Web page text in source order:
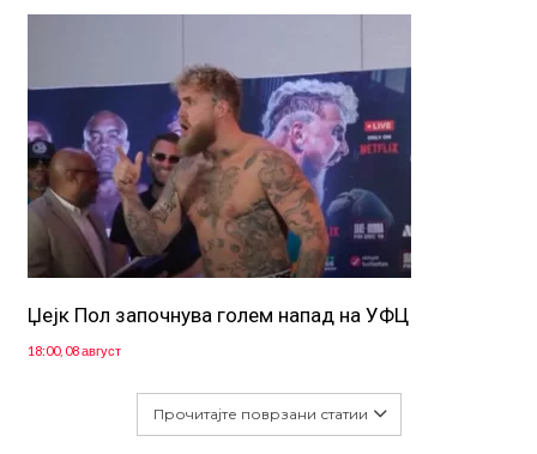
Џејк Пол започнува голем напад на УФЦ
18:00, 08 август
Прочитајте поврзани статии